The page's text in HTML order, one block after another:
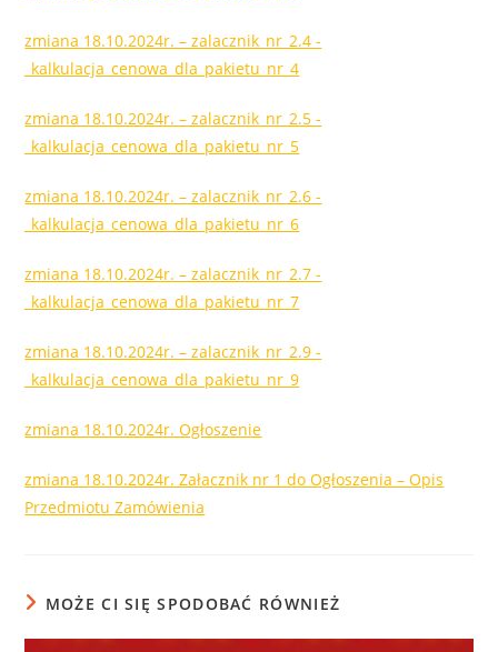
zmiana 18.10.2024r. – zalacznik_nr_2.4 -
_kalkulacja_cenowa_dla_pakietu_nr_4
zmiana 18.10.2024r. – zalacznik_nr_2.5 -
_kalkulacja_cenowa_dla_pakietu_nr_5
zmiana 18.10.2024r. – zalacznik_nr_2.6 -
_kalkulacja_cenowa_dla_pakietu_nr_6
zmiana 18.10.2024r. – zalacznik_nr_2.7 -
_kalkulacja_cenowa_dla_pakietu_nr_7
zmiana 18.10.2024r. – zalacznik_nr_2.9 -
_kalkulacja_cenowa_dla_pakietu_nr_9
zmiana 18.10.2024r. Ogłoszenie
zmiana 18.10.2024r. Załacznik nr 1 do Ogłoszenia – Opis
Przedmiotu Zamówienia
MOŻE CI SIĘ SPODOBAĆ RÓWNIEŻ